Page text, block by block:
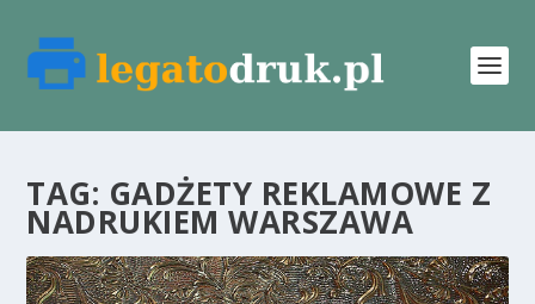
TAG: GADŻETY REKLAMOWE Z
NADRUKIEM WARSZAWA